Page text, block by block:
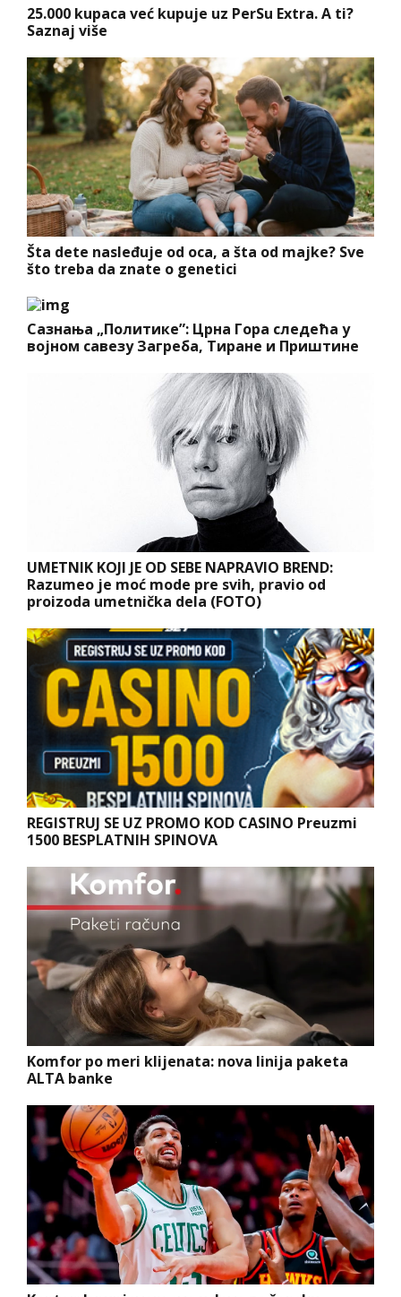
25.000 kupaca već kupuje uz PerSu Extra. A ti?
Saznaj više
Šta dete nasleđuje od oca, a šta od majke? Sve
što treba da znate o genetici
Сазнања „Политике”: Црна Гора следећа у
војном савезу Загреба, Тиране и Приштине
UMETNIK KOJI JE OD SEBE NAPRAVIO BREND:
Razumeo je moć mode pre svih, pravio od
proizoda umetnička dela (FOTO)
REGISTRUJ SE UZ PROMO KOD CASINO Preuzmi
1500 BESPLATNIH SPINOVA
Komfor po meri klijenata: nova linija paketa
ALTA banke